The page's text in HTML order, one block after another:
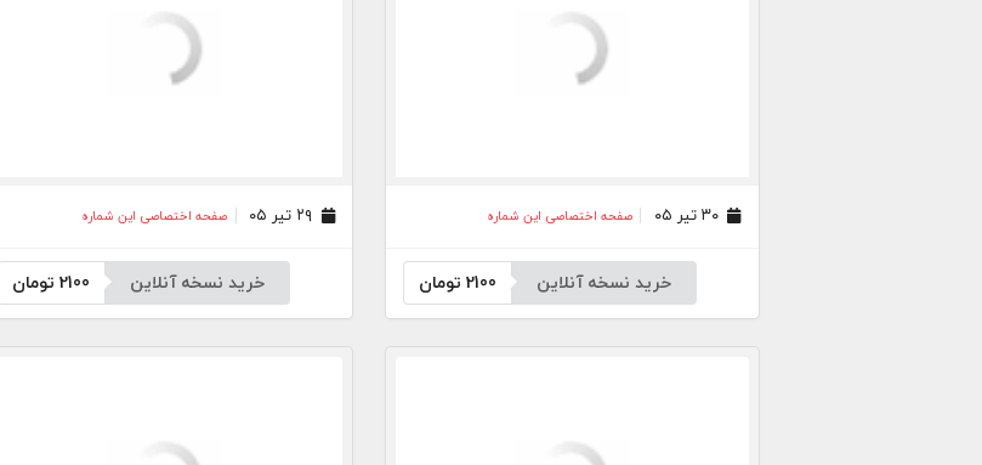
۳۰ تیر ۰۵ صفحه اختصاصی این شماره
خرید نسخه آنلاین 2100 تومان
صفحه اختصاصی این شماره
خرید نسخه آنلاین 2100تومان